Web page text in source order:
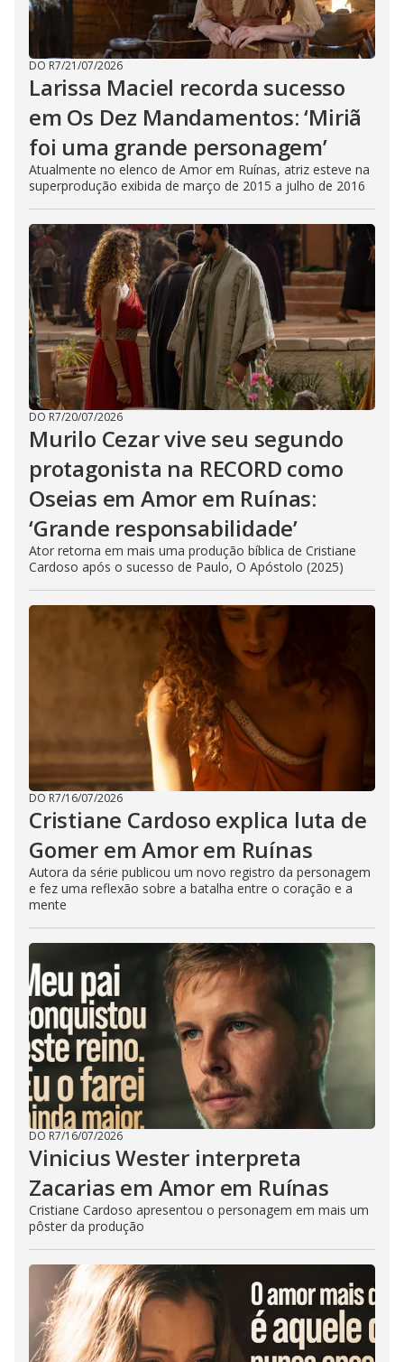
DO R7/21/07/2026
Larissa Maciel recorda sucesso
em Os Dez Mandamentos: ‘Miriã
foi uma grande personagem’
Atualmente no elenco de Amor em Ruínas, atriz esteve na
superprodução exibida de março de 2015 a julho de 2016
DO R7/20/07/2026
Murilo Cezar vive seu segundo
protagonista na RECORD como
Oseias em Amor em Ruínas:
‘Grande responsabilidade’
Ator retorna em mais uma produção bíblica de Cristiane
Cardoso após o sucesso de Paulo, O Apóstolo (2025)
DO R7/16/07/2026
Cristiane Cardoso explica luta de
Gomer em Amor em Ruínas
Autora da série publicou um novo registro da personagem
e fez uma reflexão sobre a batalha entre o coração e a
mente
DO R7/16/07/2026
Vinicius Wester interpreta
Zacarias em Amor em Ruínas
Cristiane Cardoso apresentou o personagem em mais um
pôster da produção